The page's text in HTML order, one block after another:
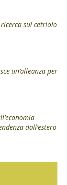
sul cetriolo
un’alleanza per
dall’estero